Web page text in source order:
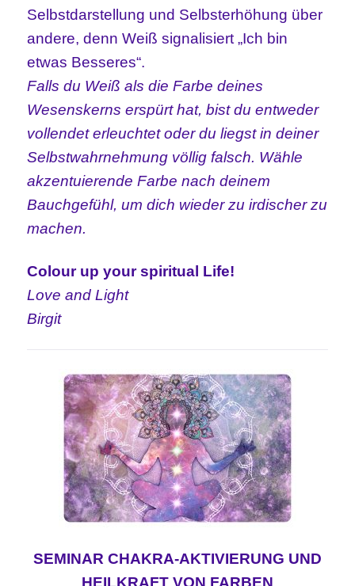
Selbstdarstellung und Selbsterhöhung über
andere, denn Weiß signalisiert „Ich bin
etwas Besseres“.
Falls du Weiß als die Farbe deines
Wesenskerns erspürt hat, bist du entweder
vollendet erleuchtet oder du liegst in deiner
Selbstwahrnehmung völlig falsch. Wähle
akzentuierende Farbe nach deinem
Bauchgefühl, um dich wieder zu irdischer zu
machen.
Colour up your spiritual Life!
Love and Light
Birgit
SEMINAR CHAKRA-AKTIVIERUNG UND
HEILKRAFT VON FARBEN